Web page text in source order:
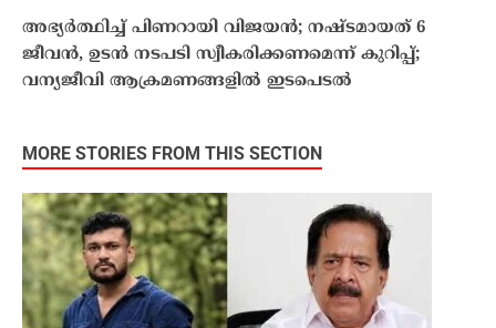
അഭ്യർത്ഥിച്ച് പിണറായി വിജയൻ; നഷ്ടമായത് 6
ജീവൻ, ഉടൻ നടപടി സ്വീകരിക്കണമെന്ന് കുറിപ്പ്;
വന്യജീവി ആക്രമണങ്ങളിൽ ഇടപെടൽ
MORE STORIES FROM THIS SECTION